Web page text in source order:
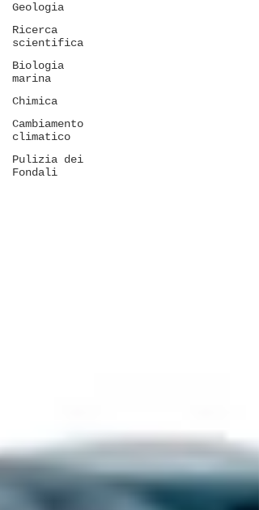
Geologia
Ricerca
scientifica
Biologia
marina
Chimica
Cambiamento
climatico
Pulizia dei
Fondali